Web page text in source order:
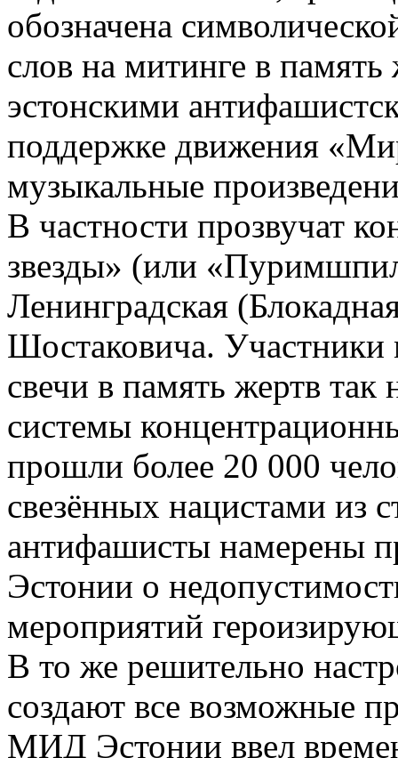
обозначена
слов на митинге в
эстонскими
поддержке движения
музыкальные
В частности прозвучат
звезды» (или
Ленинградская
Шостаковича. Участники
свечи в память жертв
системы
прошли более 20 000
свезённых нацистами из
антифашисты намерены
Эстонии о
мероприятий
В то же решительно
создают все возможные
МИД Эстонии ввел